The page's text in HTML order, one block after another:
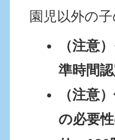
園児以外の
（注意
準時間
（注意
の必要